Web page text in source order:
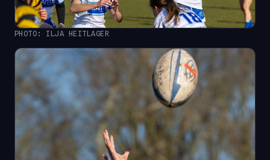
PHOTO: ILJA HEITLAGER